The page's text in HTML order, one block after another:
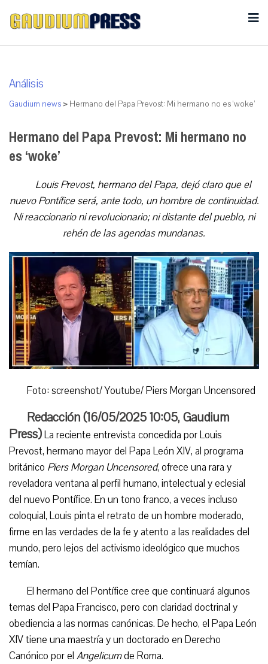
Análisis
Gaudium news > Hermano del Papa Prevost: Mi hermano no es ‘woke’
Hermano del Papa Prevost: Mi hermano no
es ‘woke’
Louis Prevost, hermano del Papa, dejó claro que el
nuevo Pontífice será, ante todo, un hombre de continuidad.
Ni reaccionario ni revolucionario; ni distante del pueblo, ni
rehén de las agendas mundanas.
Foto: screenshot/ Youtube/ Piers Morgan Uncensored
Redacción (16/05/2025 10:05, Gaudium
Press)La reciente entrevista concedida por Louis
Prevost, hermano mayor del Papa León XIV, al programa
británico Piers Morgan Uncensored, ofrece una rara y
reveladora ventana al perfil humano, intelectual y eclesial
del nuevo Pontífice. En un tono franco, a veces incluso
coloquial, Louis pinta el retrato de un hombre moderado,
firme en las verdades de la fe y atento a las realidades del
mundo, pero lejos del activismo ideológico que muchos
temían.
El hermano del Pontífice cree que continuará algunos
temas del Papa Francisco, pero con claridad doctrinal y
obediencia a las normas canónicas. De hecho, el Papa León
XIV tiene una maestría y un doctorado en Derecho
Canónico por el Angelicumde Roma.